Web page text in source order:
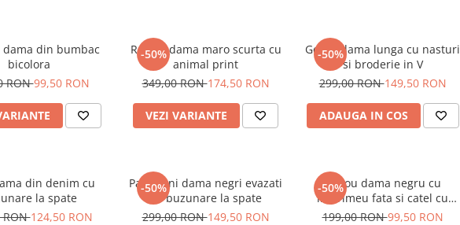
dama din bumbac
bicolora
RON99,50 RON
-50%
Rochie dama maro scurta cu
animal print
349,00 RON174,50 RON
VEZI VARIANTE
-50%
Geaca dama lunga cu nasturi
si broderie in V
299,00 RON149,50 RON
ADAUGA IN COS
din denim cu
la spate
RON124,50 RON
-50%
Pantaloni dama negri evazati
cu buzunare la spate
299,00 RON149,50 RON
-50%
Tricou dama negru cu
imprimeu fata si catel cu
ochelari
199,00 RON99,50 RON